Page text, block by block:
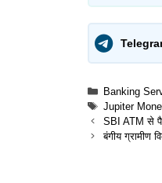
Categories
Banking
Tags
Jupiter
SBI ATM से
बंगीय ग्रामीण